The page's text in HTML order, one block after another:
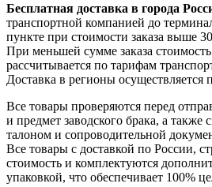
Бесплатная доставка в города
транспортной компанией до
пункте при стоимости заказа выше
При меньшей сумме заказа
рассчитывается по тарифам
Доставка в регионы осуществляется
Все товары проверяются перед
и предмет заводского брака, а
талоном и сопроводительной
Все товары с доставкой по России,
стоимость и комплектуются
упаковкой, что обеспечивает 100%